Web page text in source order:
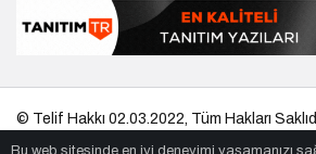
Bu web sitesinde en iyi deneyimi yaşamanızı
© Telif Hakkı 02.03.2022, Tüm Hakları